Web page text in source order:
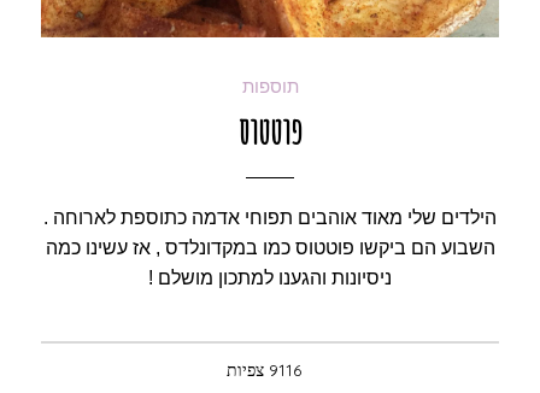
תוספות
פוטטוס
הילדים שלי מאוד אוהבים תפוחי אדמה כתוספת לארוחה .
השבוע הם ביקשו פוטטוס כמו במקדונלדס , אז עשינו כמה
ניסיונות והגענו למתכון מושלם !
9116 צפיות